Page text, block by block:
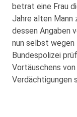
betrat eine Frau
Jahre alten Mann
dessen Angaben
nun selbst wegen
Bundespolizei
Vortäuschens
Verdächtigungen